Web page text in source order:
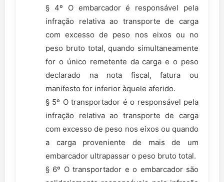
§ 4º O embarcador é responsável pela
infração relativa ao transporte de carga
com excesso de peso nos eixos ou no
peso bruto total, quando simultaneamente
for o único remetente da carga e o peso
declarado na nota fiscal, fatura ou
manifesto for inferior àquele aferido.
§ 5º O transportador é o responsável pela
infração relativa ao transporte de carga
com excesso de peso nos eixos ou quando
a carga proveniente de mais de um
embarcador ultrapassar o peso bruto total.
§ 6º O transportador e o embarcador são